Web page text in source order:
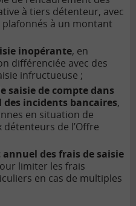
à tiers détenteur, avec
à un montant
inopérante, en
différenciée avec des
infructueuse ;
saisie de compte dans
incidents bancaires,
en situation de
de l’Offre
des frais de saisie
limiter les frais
en cas de multiples